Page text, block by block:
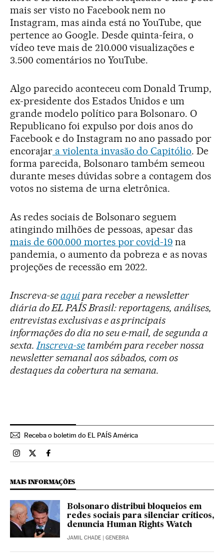
mais ser visto no Facebook nem no
Instagram, mas ainda está no YouTube, que
pertence ao Google. Desde quinta-feira, o
vídeo teve mais de 210.000 visualizações e
3.500 comentários no YouTube.
Algo parecido aconteceu com Donald Trump,
ex-presidente dos Estados Unidos e um
grande modelo político para Bolsonaro. O
Republicano foi expulso por dois anos do
Facebook e do Instagram no ano passado por
encorajara violenta invasão do Capitólio. De
forma parecida, Bolsonaro também semeou
durante meses dúvidas sobre a contagem dos
votos no sistema de urna eletrônica.
As redes sociais de Bolsonaro seguem
atingindo milhões de pessoas, apesar das
mais de 600.000 mortes por covid-19 na
pandemia, o aumento da pobreza e as novas
projeções de recessão em 2022.
Inscreva-seaquipara receber a newsletter
diária do EL PAÍS Brasil: reportagens, análises,
entrevistas exclusivas e as principais
informações do dia no seu e-mail, de segunda a
sexta.Inscreva-setambém para receber nossa
newsletter semanal aos sábados, com os
destaques da cobertura na semana.
Receba o boletim do EL PAÍS América
Brasil El País Brasil en Instagram
Brasil El País Brasil en Twitter
Brasil El País Brasil en Facebook
MAIS INFORMAÇÕES
Bolsonaro distribui bloqueios em
redes sociais para silenciar críticos,
denuncia Human Rights Watch
JAMIL CHADE | GENEBRA